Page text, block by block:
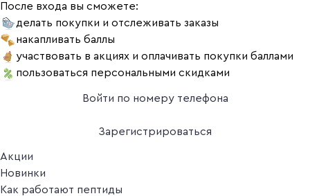
После входа вы сможете:
делать покупки и отслеживать заказы
накапливать баллы
участвовать в акциях и оплачивать покупки баллами
пользоваться персональными скидками
Войти по номеру телефона
Зарегистрироваться
Акции
Новинки
Как работают пептиды